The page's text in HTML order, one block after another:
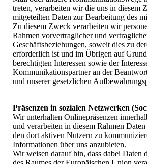
treten, verarbeiten wir die uns in diesem
mitgeteilten Daten zur Bearbeitung des
Zu diesem Zweck verarbeiten wir
Rahmen vorvertraglicher und
Geschäftsbeziehungen, soweit dies zu
erforderlich ist und im Übrigen auf
berechtigten Interessen sowie der
Kommunikationspartner an der
und unserer gesetzlichen
Präsenzen in sozialen Netzwerken
Wir unterhalten Onlinepräsenzen
und verarbeiten in diesem Rahmen
den dort aktiven Nutzern zu
Informationen über uns anzubieten.
Wir weisen darauf hin, dass dabei Daten